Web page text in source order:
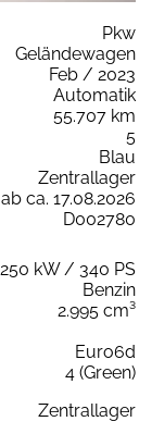
Pkw
Geländewagen
Feb / 2023
Automatik
55.707 km
5
Blau
Zentrallager
ab ca. 17.08.2026
D002780
250 kW / 340 PS
Benzin
2.995 cm³
Euro6d
4 (Green)
Zentrallager